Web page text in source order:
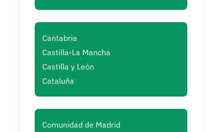
Cantabria
Castilla-La Mancha
Castilla y León
Cataluña
Comunidad de Madrid